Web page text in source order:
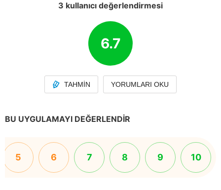
3 kullanıcı değerlendirmesi
6.7
TAHMIN YORUMLARI OKU
BU UYGULAMAYI DEĞERLENDIR
5 6 7 8 9 10